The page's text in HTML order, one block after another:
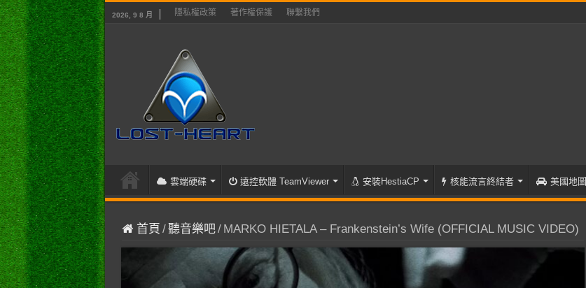
2026, 9 8 月 隱私權政策 著作權保護 聯繫我們
雲端硬碟 遠控軟體 TeamViewer 安裝HestiaCP 核能流言終結者 美國地圖
首頁 /聽音樂吧/ MARKO HIETALA – Frankenstein’s Wife (OFFICIAL MUSIC VIDEO)